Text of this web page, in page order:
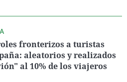
fronterizos a turistas
aleatorios y realizados
al 10% de los viajeros